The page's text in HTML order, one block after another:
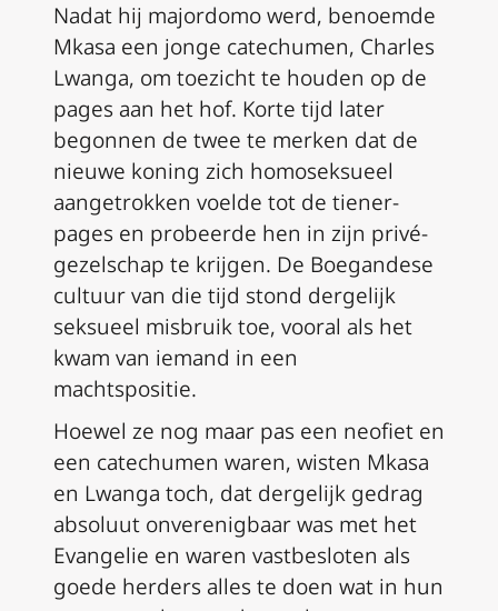
Nadat hij majordomo werd, benoemde
Mkasa een jonge catechumen, Charles
Lwanga, om toezicht te houden op de
pages aan het hof. Korte tijd later
begonnen de twee te merken dat de
nieuwe koning zich homoseksueel
aangetrokken voelde tot de tiener-
pages en probeerde hen in zijn privé-
gezelschap te krijgen. De Boegandese
cultuur van die tijd stond dergelijk
seksueel misbruik toe, vooral als het
kwam van iemand in een
machtspositie.
Hoewel ze nog maar pas een neofiet en
een catechumen waren, wisten Mkasa
en Lwanga toch, dat dergelijk gedrag
absoluut onverenigbaar was met het
Evangelie en waren vastbesloten als
goede herders alles te doen wat in hun